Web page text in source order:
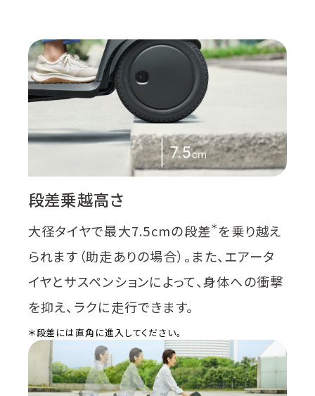
段差乗越高さ
大径タイヤで最大7.5cmの段差＊を乗り越え
られます（助走ありの場合）。また、エアータ
イヤとサスペンションによって、身体への衝撃
を抑え、ラクに走行できます。
＊段差には直角に進入してください。